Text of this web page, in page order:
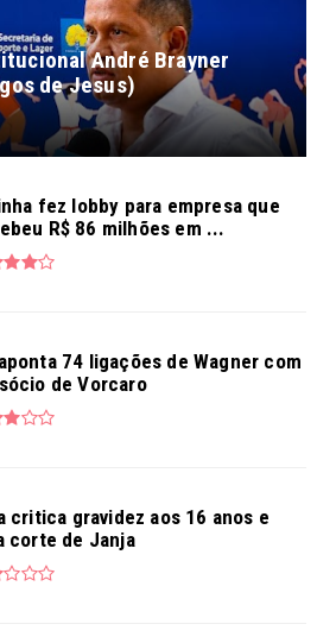
André Brayner
de Jesus)
fez lobby para empresa que
R$ 86 milhões em ...
74 ligações de Wagner com
de Vorcaro
critica gravidez aos 16 anos e
corte de Janja